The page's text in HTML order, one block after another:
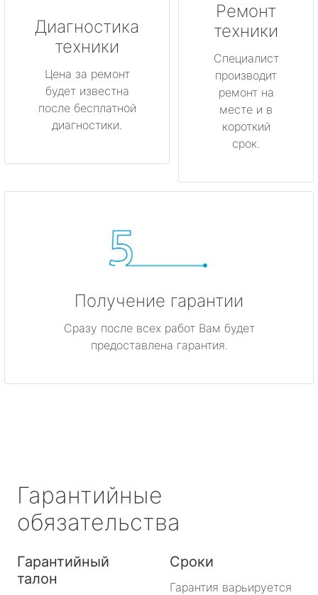
Диагностика
техники
Цена за ремонт
будет известна
после бесплатной
диагностики.
Ремонт
техники
Специалист
производит
ремонт на
месте и в
короткий
срок.
Получение гарантии
Сразу после всех работ Вам будет
предоставлена гарантия.
Гарантийные
обязательства
Гарантийный
талон
Сроки
Гарантия варьируется